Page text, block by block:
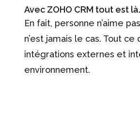
Avec ZOHO CRM tout est là.
En fait, personne n’aime
n’est jamais le cas. Tout
intégrations externes et
environnement.